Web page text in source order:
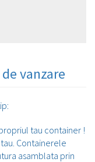
vanzare
tau container !
Containerele
asamblata prin